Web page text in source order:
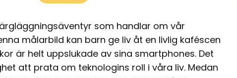
som handlar om vår
målarbild kan barn ge liv åt en livlig kaféscen
är helt uppslukade av sina smartphones. Det
att prata om teknologins roll i våra liv. Medan